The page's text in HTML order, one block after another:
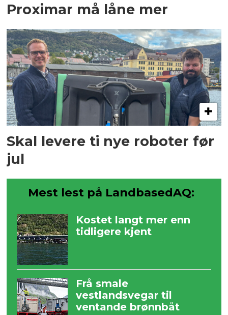
Proximar må låne mer
Skal levere ti nye roboter før
jul
Mest lest på LandbasedAQ:
Kostet langt mer enn
tidligere kjent
Frå smale
vestlandsvegar til
ventande brønnbåt